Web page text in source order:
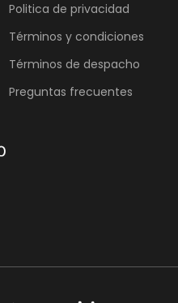
Politica de privacidad
Términos y condiciones
Términos de despacho
Preguntas frecuentes